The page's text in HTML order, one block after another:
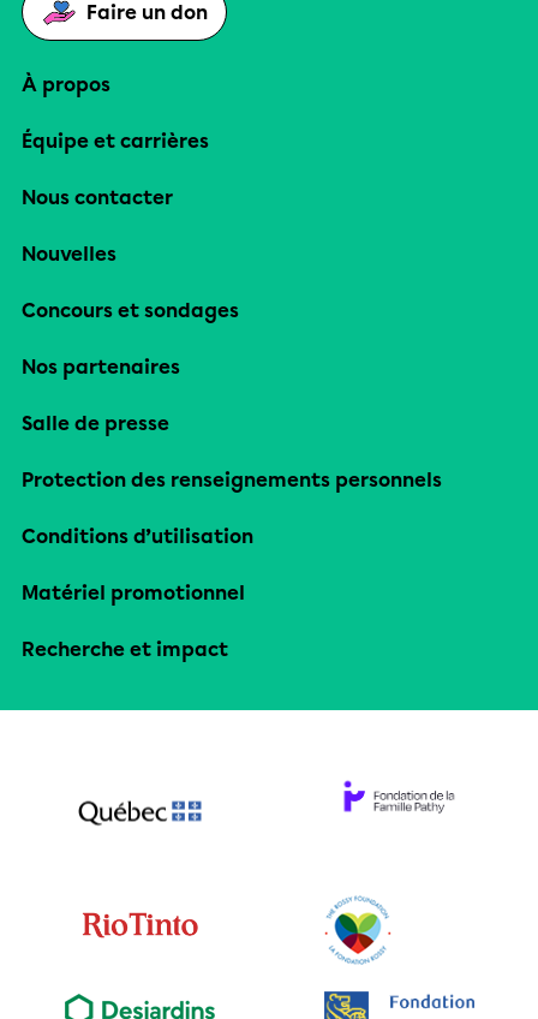
Faire un don
À propos
Équipe et carrières
Nous contacter
Nouvelles
Concours et sondages
Nos partenaires
Salle de presse
Protection des renseignements personnels
Conditions d’utilisation
Matériel promotionnel
Recherche et impact